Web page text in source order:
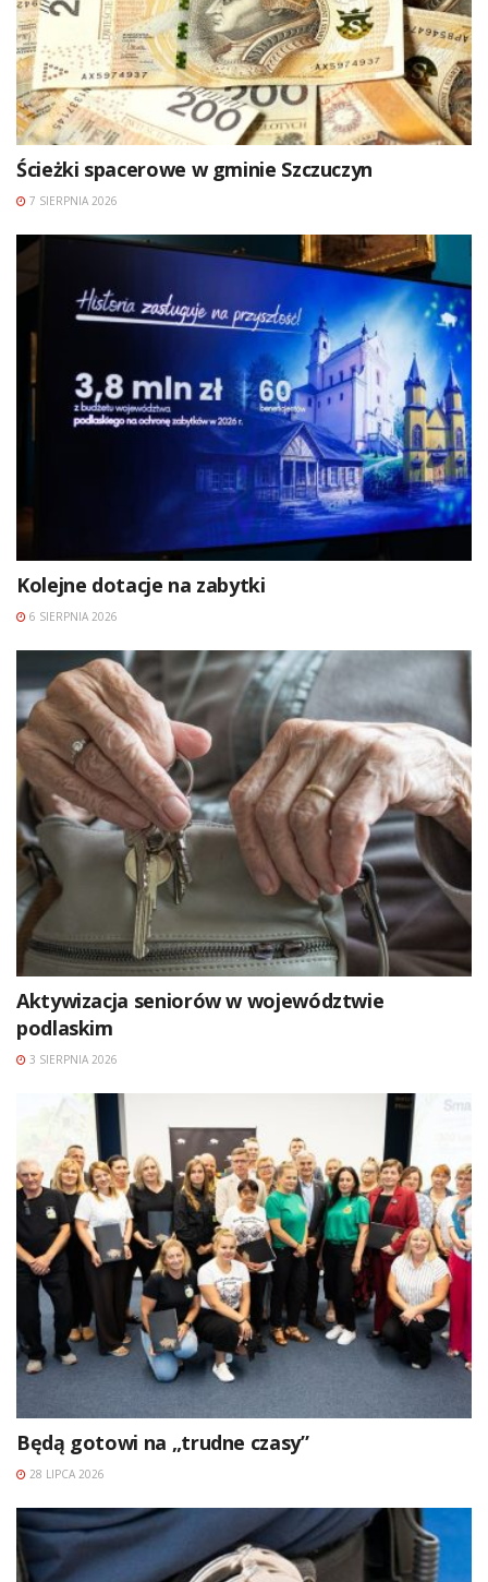
Ścieżki spacerowe w gminie Szczuczyn
7 SIERPNIA 2026
Kolejne dotacje na zabytki
6 SIERPNIA 2026
Aktywizacja seniorów w województwie
podlaskim
3 SIERPNIA 2026
Będą gotowi na „trudne czasy”
28 LIPCA 2026